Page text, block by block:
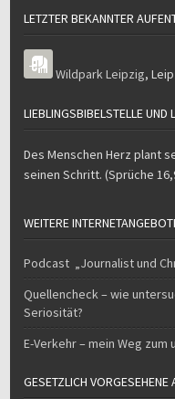
LETZTER BEKANNTER
Wildpark Leipzig,
LIEBLINGSBIBELSTELLE UND
Des Menschen Herz plant
seinen Schritt. (Sprüche
WEITERE
Podcast „Journalist und
Quellencheck – wie
Seriosität?
E-Verkehr – mein Weg
GESETZLICH VORGESEHENE